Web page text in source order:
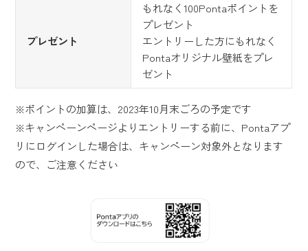
プレゼント
もれなく100Pontaポイントを
プレゼント
エントリーした方にもれなく
Pontaオリジナル壁紙をプレ
ゼント
※ポイントの加算は、2023年10月末ごろの予定です
※キャンペーンページよりエントリーする前に、Pontaアプ
リにログインした場合は、キャンペーン対象外となります
ので、ご注意ください